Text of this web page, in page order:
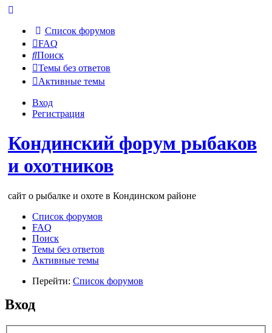
Список форумов
FAQ
Поиск
Темы без ответов
Активные темы
Вход
Регистрация
Кондинский форум рыбаков
и охотников
сайт о рыбалке и охоте в Кондинском районе
Список форумов
FAQ
Поиск
Темы без ответов
Активные темы
Перейти: Список форумов
Вход